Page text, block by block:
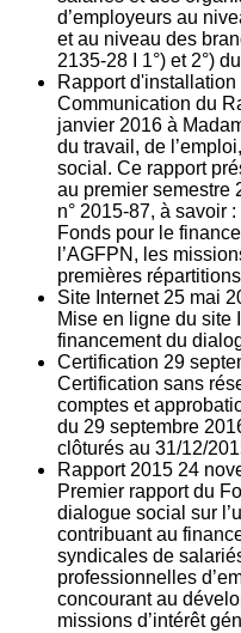
d’employeurs au
et au niveau des
2135‐28 I 1°) et 2°)
Rapport d'installation
Communication du
janvier 2016 à
du travail, de
social. Ce rapport
au premier semestre
n° 2015-87, à savoir
Fonds pour le
l’AGFPN, les
premières
Site Internet 25 mai
Mise en ligne du site
financement du
Certification 29
Certification sans
comptes et
du 29 septembre
clôturés au 31/12/
Rapport 2015 24
Premier rapport du
dialogue social sur
contribuant au
syndicales de
professionnelles
concourant au
missions d’intérêt